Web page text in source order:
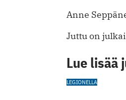
Anne
Juttu on
Lue lisää
LEGIONELLA